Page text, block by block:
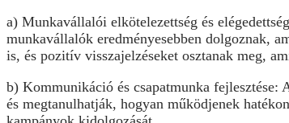
a) Munkavállalói elkötelezettség és
munkavállalók eredményesebben dolgoznak,
is, és pozitív visszajelzéseket osztanak meg,
b) Kommunikáció és csapatmunka
és megtanulhatják, hogyan működjenek